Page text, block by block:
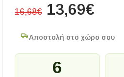
16,68€ 13,69€
Αποστολή στο χώρο σου
6